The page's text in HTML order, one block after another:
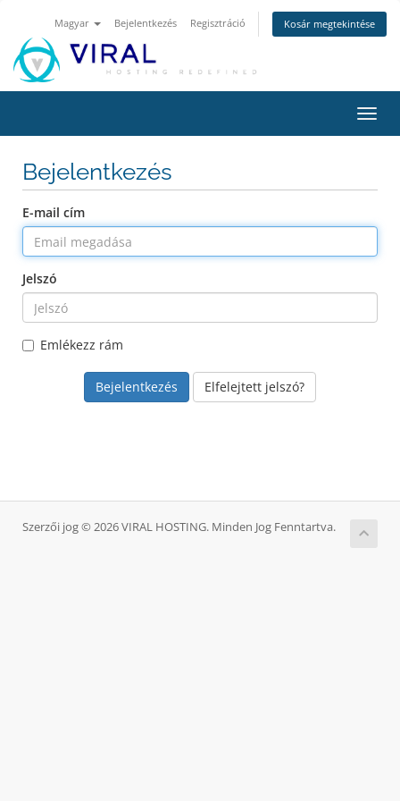
Magyar Bejelentkezés Regisztráció Kosár megtekintése
a
Bejelentkezés
E-mail cím
Jelszó
Emlékezz rám
Elfelejtett jelszó?
Szerzői jog © 2026 VIRAL HOSTING. Minden Jog Fenntartva.